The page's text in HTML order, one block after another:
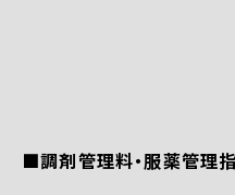
■調剤管理料・服薬管理